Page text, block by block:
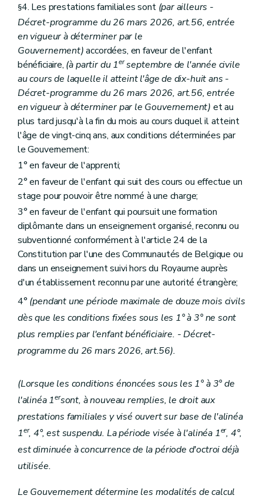
§4. Les prestations familiales sont (par ailleurs -
Décret-programme du 26 mars 2026, art.56, entrée
en vigueur à déterminer par le
Gouvernement)accordées, en faveur de l'enfant
bénéficiaire, (à partir du 1erseptembre de l'année civile
au cours de laquelle il atteint l'âge de dix-huit ans -
Décret-programme du 26 mars 2026, art.56, entrée
en vigueur à déterminer par le Gouvernement) et au
plus tard jusqu'à la fin du mois au cours duquel il atteint
l'âge de vingt-cinq ans, aux conditions déterminées par
le Gouvernement:
1° en faveur de l'apprenti;
2° en faveur de l'enfant qui suit des cours ou effectue un
stage pour pouvoir être nommé à une charge;
3° en faveur de l'enfant qui poursuit une formation
diplômante dans un enseignement organisé, reconnu ou
subventionné conformément à l'article 24 de la
Constitution par l'une des Communautés de Belgique ou
dans un enseignement suivi hors du Royaume auprès
d'un établissement reconnu par une autorité étrangère;
4° (pendant une période maximale de douze mois civils
dès que les conditions fixées sous les 1° à 3° ne sont
plus remplies par l'enfant bénéficiaire. - Décret-
programme du 26 mars 2026, art.56).
(Lorsque les conditions énoncées sous les 1° à 3° de
l'alinéa 1ersont, à nouveau remplies, le droit aux
prestations familiales y visé ouvert sur base de l'alinéa
1er, 4°, est suspendu. La période visée à l'alinéa 1er, 4°,
est diminuée à concurrence de la période d'octroi déjà
utilisée.
Le Gouvernement détermine les modalités de calcul